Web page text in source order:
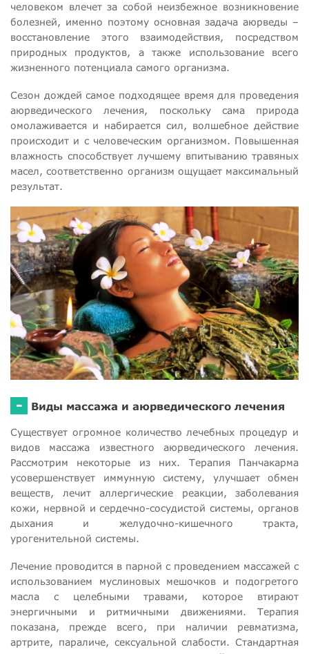
человеком влечет за собой неизбежное возникновение
болезней, именно поэтому основная задача аюрведы –
восстановление этого взаимодействия, посредством
природных продуктов, а также использование всего
жизненного потенциала самого организма.
Сезон дождей самое подходящее время для проведения
аюрведического лечения, поскольку сама природа
омолаживается и набирается сил, волшебное действие
происходит и с человеческим организмом. Повышенная
влажность способствует лучшему впитыванию травяных
масел, соответственно организм ощущает максимальный
результат.
- Виды массажа и аюрведического лечения
Существует огромное количество лечебных процедур и
видов массажа известного аюрведического лечения.
Рассмотрим некоторые из них. Терапия Панчакарма
усовершенствует иммунную систему, улучшает обмен
веществ, лечит аллергические реакции, заболевания
кожи, нервной и сердечно-сосудистой системы, органов
дыхания и желудочно-кишечного тракта,
урогенительной системы.
Лечение проводится в парной с проведением массажей с
использованием муслиновых мешочков и подогретого
масла с целебными травами, которое втирают
энергичными и ритмичными движениями. Терапия
показана, прежде всего, при наличии ревматизма,
артрите, параличе, сексуальной слабости. Стандартная